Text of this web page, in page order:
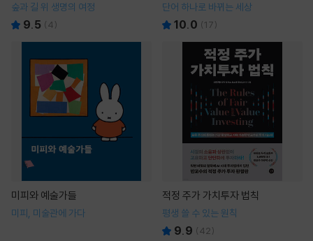
숲과 길 위 생명의 여정
9.5 (4)
단어 하나로 바뀌는 세상
10.0 (17)
미피와 예술가들
미피, 미술관에 가다
적정 주가 가치투자 법칙
평생 쓸 수 있는 원칙
9.9 (42)